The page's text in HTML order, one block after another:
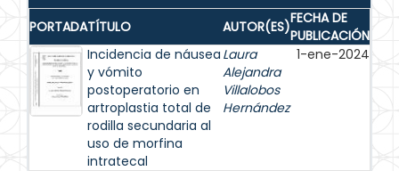
PORTADATÍTULO AUTOR(ES)FECHA DE
PUBLICACIÓN
Incidencia de náusea
y vómito
postoperatorio en
artroplastia total de
rodilla secundaria al
uso de morfina
intratecal
Laura
Alejandra
Villalobos
Hernández
1-ene-2024